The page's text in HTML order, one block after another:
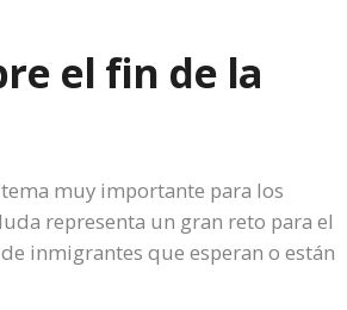
el fin de la
muy importante para los
representa un gran reto para el
inmigrantes que esperan o están